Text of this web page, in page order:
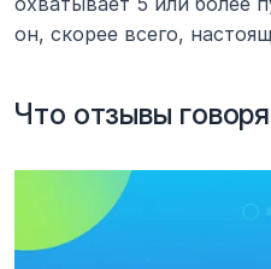
он, скорее всего,
Что отзывы